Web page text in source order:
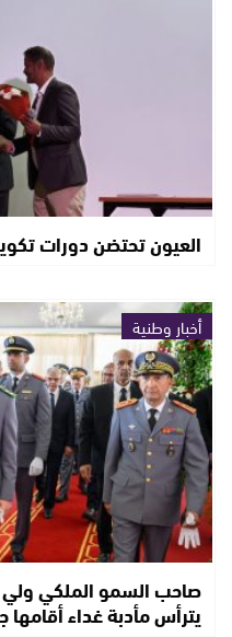
العيون تحتضن دورات
أخبار وطنية
صاحب السمو الملكي ولي
يترأس مأدبة غداء أقامها